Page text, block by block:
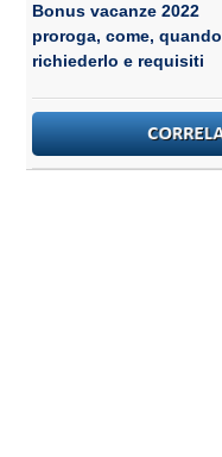
Bonus vacanze 2022
proroga, come, quando
richiederlo e requisiti